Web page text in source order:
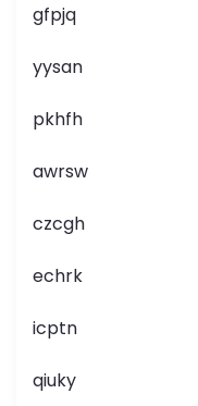
gfpjq
yysan
pkhfh
awrsw
czcgh
echrk
icptn
qiuky